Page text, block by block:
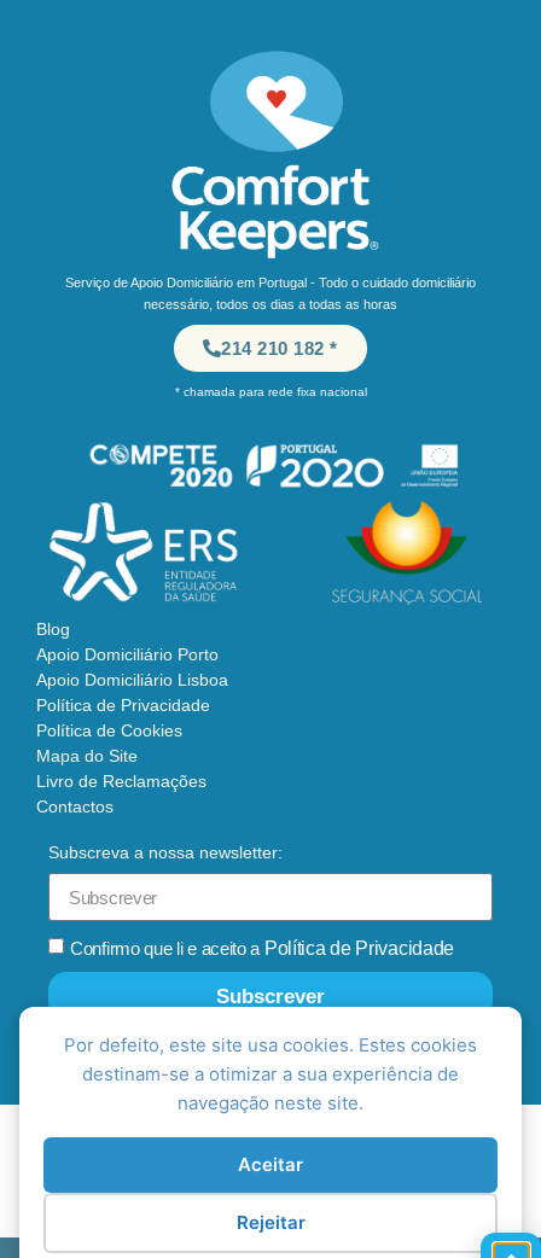
Por defeito, este site usa cookies. Estes cookies
destinam-se a otimizar a sua experiência de
navegação neste site.
Aceitar
Rejeitar
Serviço de Apoio Domiciliário em Portugal - Todo o cuidado domiciliário
necessário, todos os dias a todas as horas
214 210 182 *
* chamada para rede fixa nacional
Blog
Apoio Domiciliário Porto
Apoio Domiciliário Lisboa
Política de Privacidade
Política de Cookies
Mapa do Site
Livro de Reclamações
Contactos
Subscreva a nossa newsletter:
Confirmo que li e aceito a Política de Privacidade
Subscrever